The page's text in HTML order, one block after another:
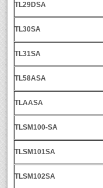
TL29DSA
TL30SA
TL31SA
TL58ASA
TLAASA
TLSM100-SA
TLSM101SA
TLSM102SA